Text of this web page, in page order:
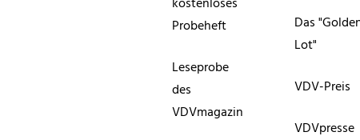
Probeheft
Leseprobe
des
VDVmagazin
Das
Lot"
VDV-Preis
VDVpresse